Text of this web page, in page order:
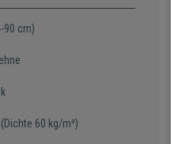
90 cm)
60 kg/m³)